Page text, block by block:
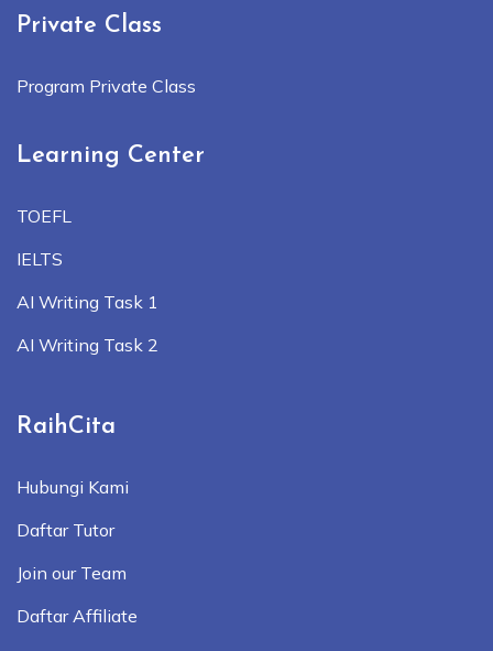
Private Class
Program Private Class
Learning Center
TOEFL
IELTS
AI Writing Task 1
AI Writing Task 2
RaihCita
Hubungi Kami
Daftar Tutor
Join our Team
Daftar Affiliate